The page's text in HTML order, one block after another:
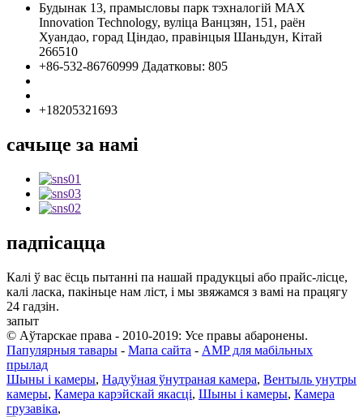
Будынак 13, прамысловы парк тэхналогій MAX
Innovation Technology, вуліца Ванцзян, 151, раён
Хуандао, горад Ціндао, правінцыя Шаньдун, Кітай
266510
+86-532-86760999 Дадатковы: 805
+18205321693
сачыце за намі
падпісацца
Калі ў вас ёсць пытанні па нашай прадукцыі або прайс-лісце,
калі ласка, пакіньце нам ліст, і мы звяжамся з вамі на працягу
24 гадзін.
запыт
© Аўтарскае права - 2010-2019: Усе правы абаронены.
Папулярныя тавары - Мапа сайта - AMP для мабільных
прылад
Шыны і камеры, Надуўная ўнутраная камера, Вентыль унутры
камеры, Камера карэйскай якасці, Шыны і камеры, Камера
грузавіка,